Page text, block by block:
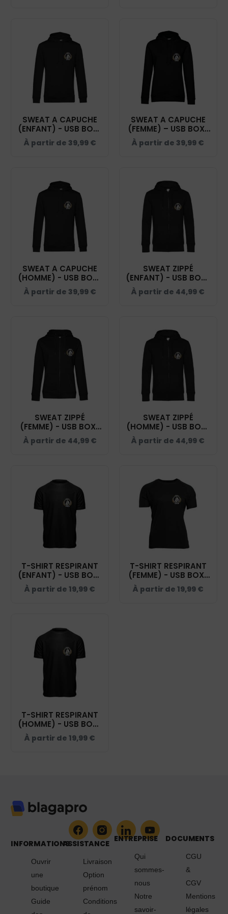
SWEAT A CAPUCHE
(ENFANT) - USB BOXE
ANGLAISE - NOIR -
K477
À partir de 39,99 €
SWEAT A CAPUCHE
(FEMME) – USB BOXE
ANGLAISE - NOIR -
BCW34B
À partir de 39,99 €
SWEAT A CAPUCHE
(HOMME) - USB BOXE
ANGLAISE - NOIR -
BCU33B
À partir de 39,99 €
SWEAT ZIPPÉ
(ENFANT) - USB BOXE
ANGLAISE - NOIR -
K455
À partir de 44,99 €
SWEAT ZIPPÉ
(FEMME) - USB BOXE
ANGLAISE - NOIR -
BCW03Q
À partir de 44,99 €
SWEAT ZIPPÉ
(HOMME) - USB BOXE
ANGLAISE - NOIR -
BCU03K
À partir de 44,99 €
T-SHIRT RESPIRANT
(ENFANT) - USB BOXE
ANGLAISE - NOIR -
IB302
À partir de 19,99 €
T-SHIRT RESPIRANT
(FEMME) - USB BOXE
ANGLAISE - NOIR -
IB301
À partir de 19,99 €
T-SHIRT RESPIRANT
(HOMME) - USB BOXE
ANGLAISE - NOIR -
IB300
À partir de 19,99 €
INFORMATIONS
Ouvrir
une
boutique
Guide
ASSISTANCE
Livraison
Option
prénom
Conditions
ENTREPRISE
Qui
sommes-
nous
Notre
savoir-
DOCUMENTS
CGU
&
CGV
Mentions
légales